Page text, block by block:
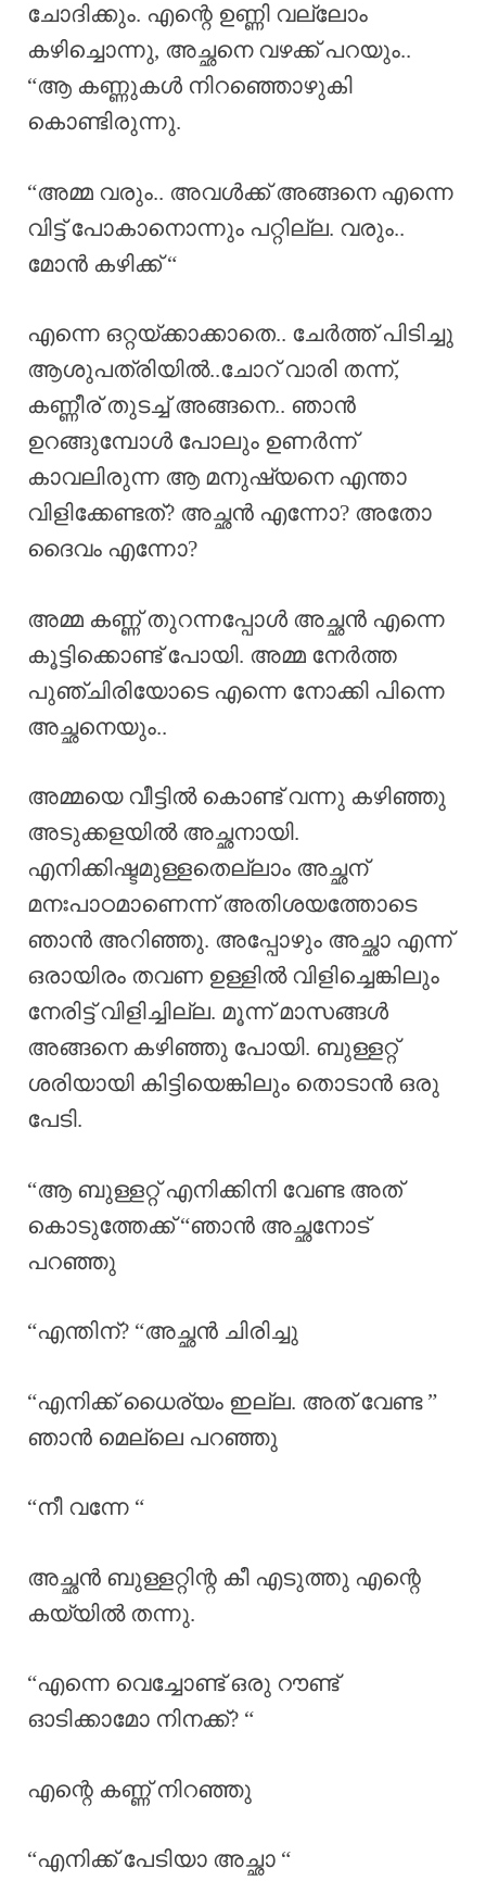
ചോദിക്കും. എന്റെ ഉണ്ണി വല്ലോം
കഴിച്ചൊന്നു, അച്ഛനെ വഴക്ക് പറയും..
“ആ കണ്ണുകൾ നിറഞ്ഞൊഴുകി
കൊണ്ടിരുന്നു.
“അമ്മ വരും.. അവൾക്ക് അങ്ങനെ എന്നെ
വിട്ട് പോകാനൊന്നും പറ്റില്ല. വരും..
മോൻ കഴിക്ക് “
എന്നെ ഒറ്റയ്ക്കാക്കാതെ.. ചേർത്ത് പിടിച്ചു
ആശുപത്രിയിൽ..ചോറ് വാരി തന്ന്,
കണ്ണീര് തുടച്ച് അങ്ങനെ.. ഞാൻ
ഉറങ്ങുമ്പോൾ പോലും ഉണർന്ന്
കാവലിരുന്ന ആ മനുഷ്യനെ എന്താ
വിളിക്കേണ്ടത്? അച്ഛൻ എന്നോ? അതോ
ദൈവം എന്നോ?
അമ്മ കണ്ണ് തുറന്നപ്പോൾ അച്ഛൻ എന്നെ
കൂട്ടിക്കൊണ്ട് പോയി. അമ്മ നേർത്ത
പുഞ്ചിരിയോടെ എന്നെ നോക്കി പിന്നെ
അച്ഛനെയും..
അമ്മയെ വീട്ടിൽ കൊണ്ട് വന്നു കഴിഞ്ഞു
അടുക്കളയിൽ അച്ഛനായി.
എനിക്കിഷ്ടമുള്ളതെല്ലാം അച്ഛന്
മനഃപാഠമാണെന്ന് അതിശയത്തോടെ
ഞാൻ അറിഞ്ഞു. അപ്പോഴും അച്ഛാ എന്ന്
ഒരായിരം തവണ ഉള്ളിൽ വിളിച്ചെങ്കിലും
നേരിട്ട് വിളിച്ചില്ല. മൂന്ന് മാസങ്ങൾ
അങ്ങനെ കഴിഞ്ഞു പോയി. ബുള്ളറ്റ്
ശരിയായി കിട്ടിയെങ്കിലും തൊടാൻ ഒരു
പേടി.
“ആ ബുള്ളറ്റ് എനിക്കിനി വേണ്ട അത്
കൊടുത്തേക്ക് “ഞാൻ അച്ഛനോട്
പറഞ്ഞു
“എന്തിന്? “അച്ഛൻ ചിരിച്ചു
“എനിക്ക് ധൈര്യം ഇല്ല. അത് വേണ്ട ”
ഞാൻ മെല്ലെ പറഞ്ഞു
“നീ വന്നേ “
അച്ഛൻ ബുള്ളറ്റിന്റ കീ എടുത്തു എന്റെ
കയ്യിൽ തന്നു.
“എന്നെ വെച്ചോണ്ട് ഒരു റൗണ്ട്
ഓടിക്കാമോ നിനക്ക്? “
എന്റെ കണ്ണ് നിറഞ്ഞു
“എനിക്ക് പേടിയാ അച്ഛാ “